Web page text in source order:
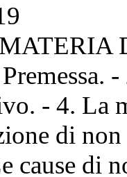
- 4. La
di
cause di